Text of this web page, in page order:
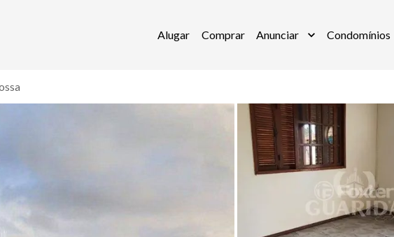
Alugar Comprar Anunciar Condomínios